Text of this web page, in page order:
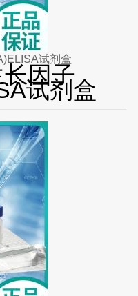
试剂盒
因子
试剂盒